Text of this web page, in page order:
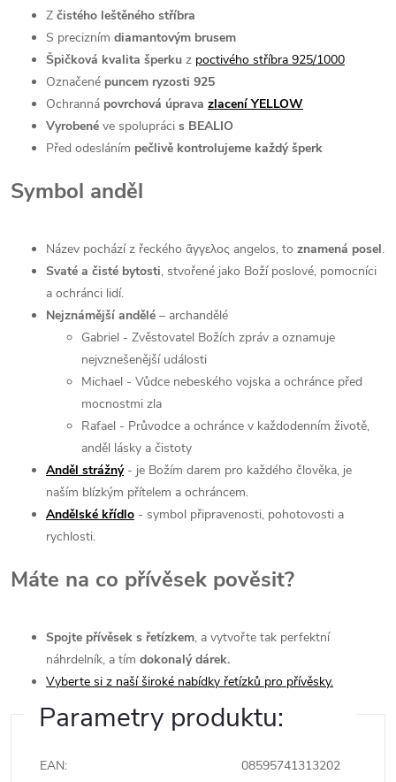
Z čistého leštěného stříbra
S precizním diamantovým brusem
Špičková kvalita šperku z poctivého stříbra 925/1000
Označené puncem ryzosti 925
Ochranná povrchová úprava zlacení YELLOW
Vyrobené ve spolupráci s BEALIO
Před odesláním pečlivě kontrolujeme každý šperk
Symbol anděl
Název pochází z řeckého ἄγγελος angelos, to znamená posel.
Svaté a čisté bytosti, stvořené jako Boží poslové, pomocníci
a ochránci lidí.
Nejznámější andělé – archandělé
Gabriel - Zvěstovatel Božích zpráv a oznamuje
nejvznešenější události
Michael - Vůdce nebeského vojska a ochránce před
mocnostmi zla
Rafael - Průvodce a ochránce v každodenním životě,
anděl lásky a čistoty
Anděl strážný- je Božím darem pro každého člověka, je
naším blízkým přítelem a ochráncem.
Andělské křídlo - symbol připravenosti, pohotovosti a
rychlosti.
Máte na co přívěsek pověsit?
Spojte přívěsek s řetízkem, a vytvořte tak perfektní
náhrdelník, a tím dokonalý dárek.
Vyberte si z naší široké nabídky řetízků pro přívěsky.
Parametry produktu:
EAN: 08595741313202